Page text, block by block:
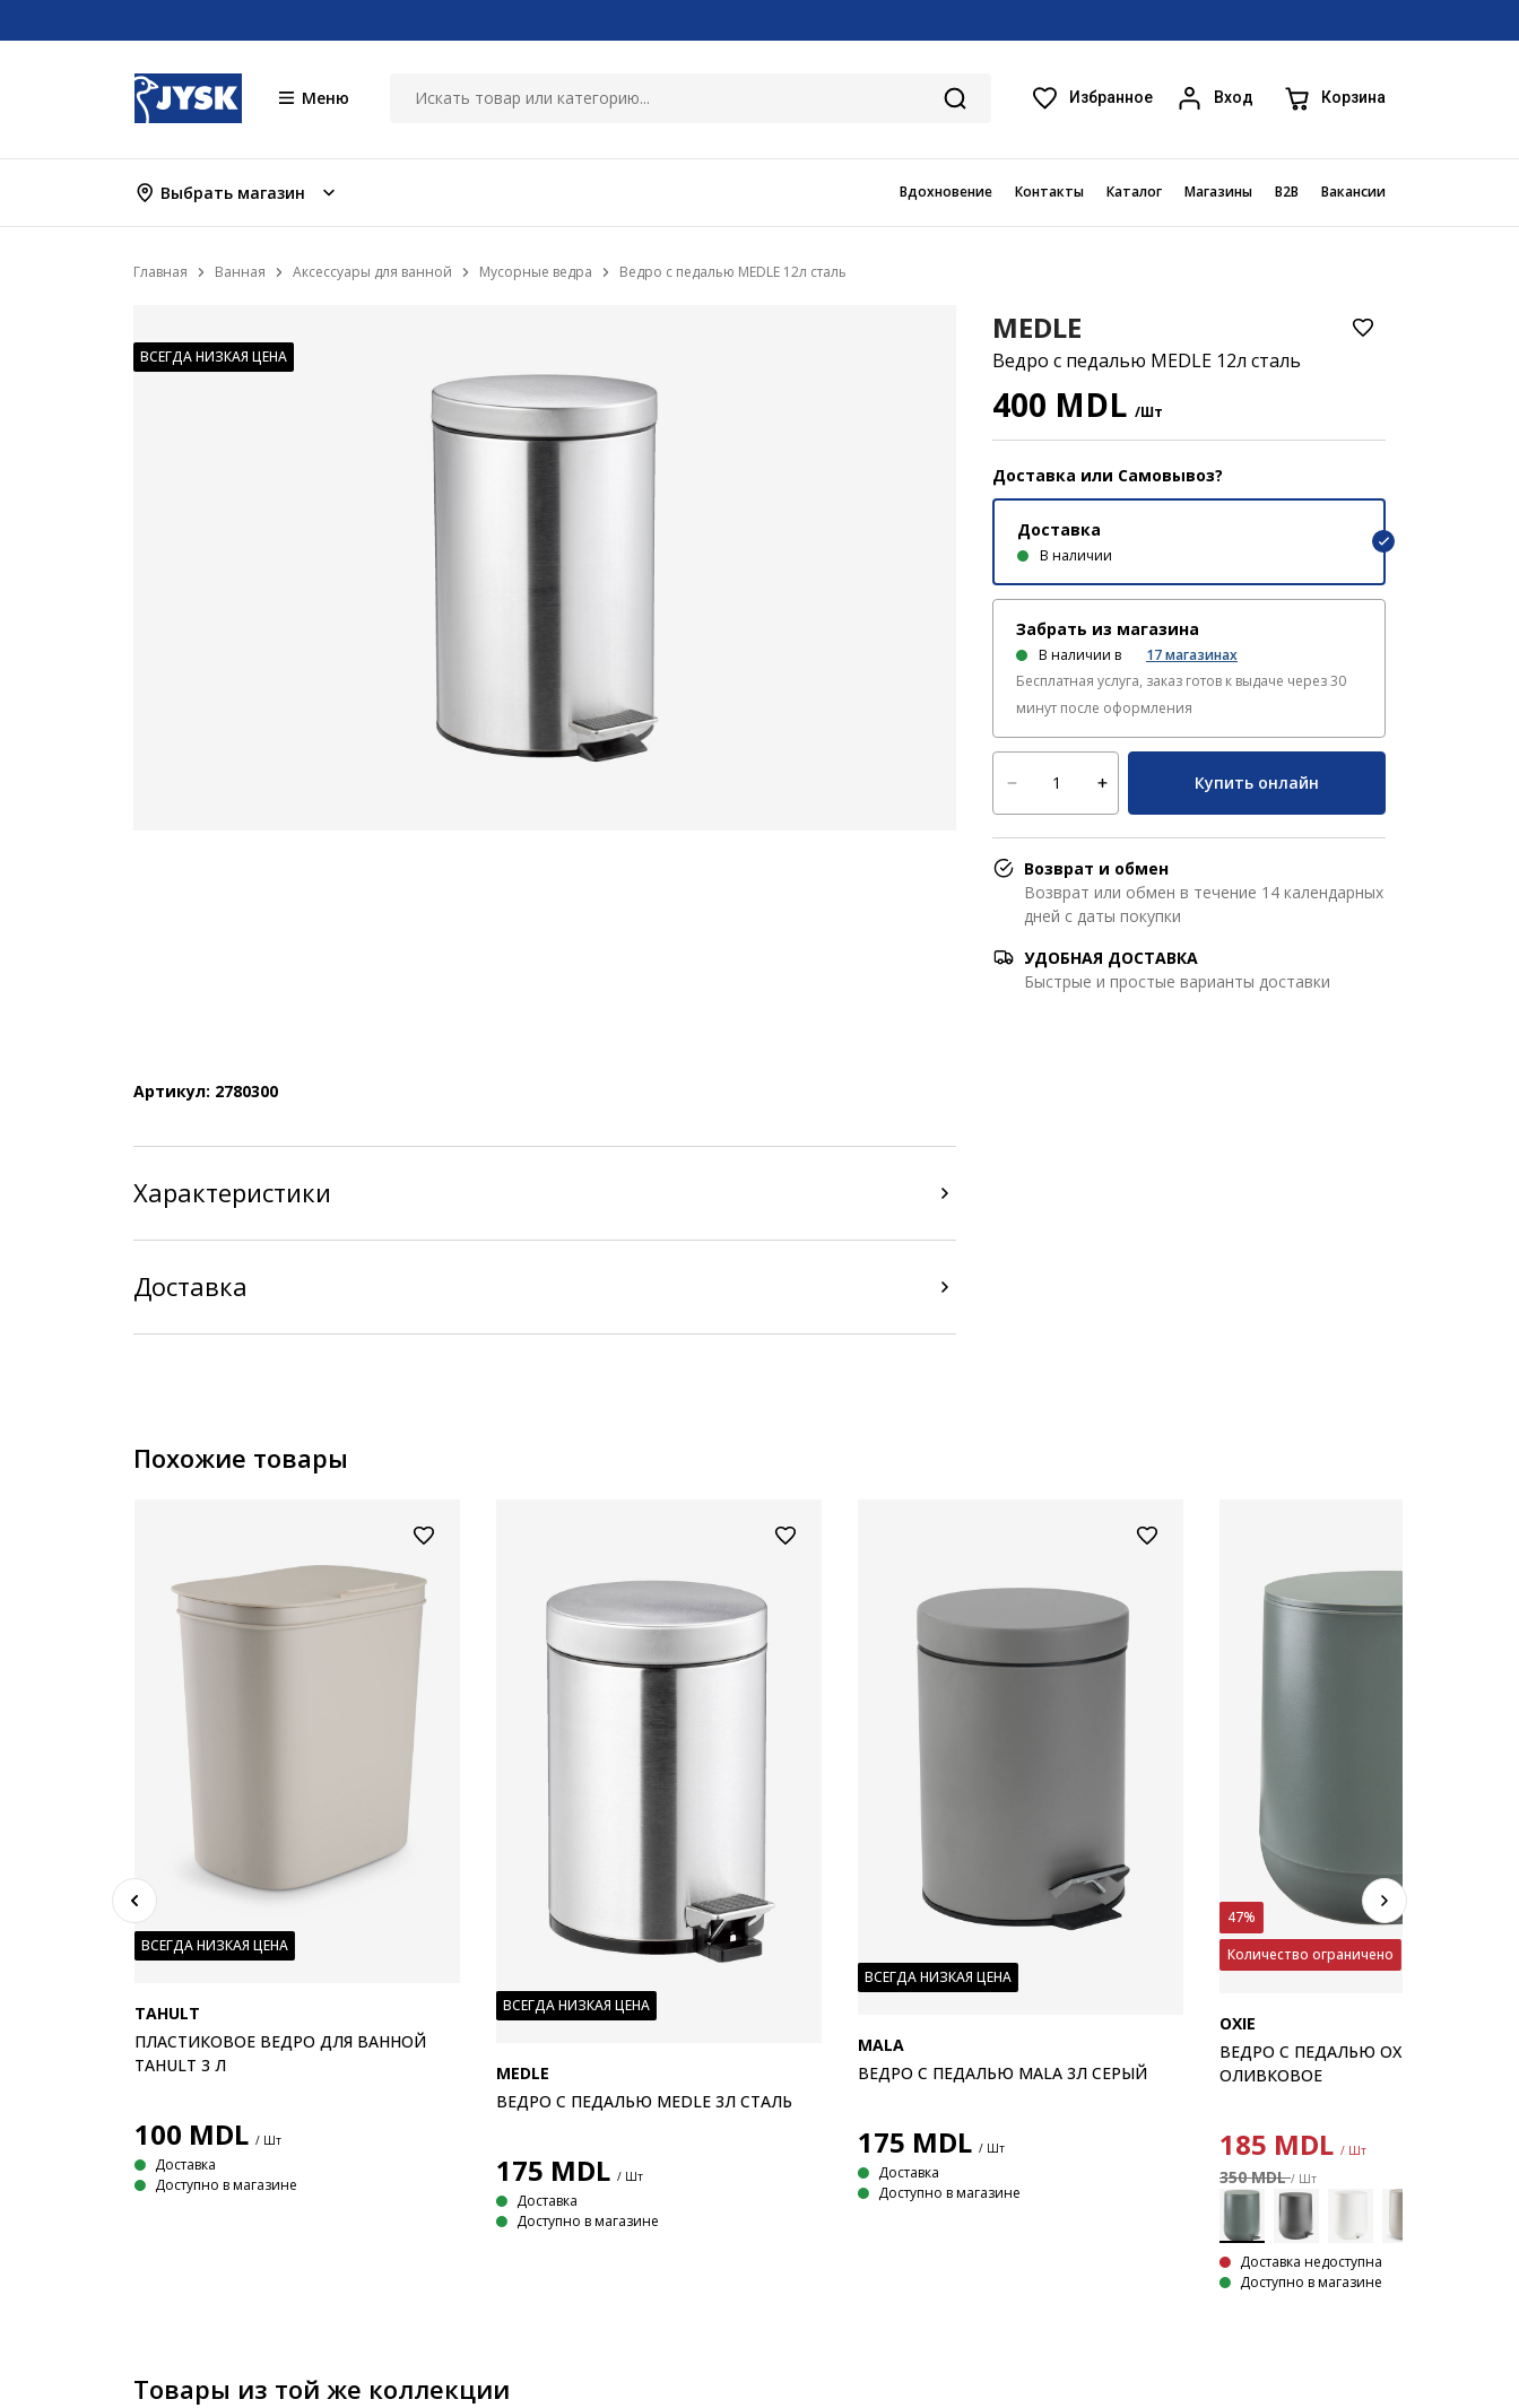
Меню Избранное Вход Корзина
Выбрать магазин Вдохновение Контакты Каталог Магазины B2B Вакансии
Главная Ванная Аксессуары для ванной Мусорные ведра Ведро с педалью MEDLE 12л сталь
ВСЕГДА НИЗКАЯ ЦЕНА
MEDLE
Ведро с педалью MEDLE 12л сталь
400 MDL /Шт
Доставка или Самовывоз?
Доставка
В наличии
Забрать из магазина
В наличии в 17магазинах
Бесплатная услуга, заказ готов к выдаче через 30
минут после оформления
Купить онлайн
Возврат и обмен
Возврат или обмен в течение 14 календарных
дней с даты покупки
УДОБНАЯ ДОСТАВКА
Быстрые и простые варианты доставки
Артикул: 2780300
Характеристики
Доставка
Похожие товары
ВСЕГДА НИЗКАЯ ЦЕНА
TAHULT
ПЛАСТИКОВОЕ ВЕДРО ДЛЯ ВАННОЙ
TAHULT 3 Л
100 MDL / Шт
Доставка
Доступно в магазине
ВСЕГДА НИЗКАЯ ЦЕНА
MEDLE
ВЕДРО С ПЕДАЛЬЮ MEDLE 3Л СТАЛЬ
175 MDL / Шт
Доставка
Доступно в магазине
ВСЕГДА НИЗКАЯ ЦЕНА
MALA
ВЕДРО С ПЕДАЛЬЮ MALA 3Л СЕРЫЙ
175 MDL / Шт
Доставка
Доступно в магазине
47%
Количество ограничено
OXIE
ВЕДРО С ПЕДАЛЬЮ OXIE 5Л
ОЛИВКОВОЕ
185 MDL / Шт
350 MDL/ Шт
Доставка недоступна
Доступно в магазине
Товары из той же коллекции